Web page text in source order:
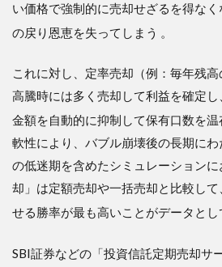
い価格で強制的に売却せざるを得な
の戻り恩恵を失ってしまう 。
これに対し、定率売却（例：毎年残
高騰時には多く売却して利益を確定
金額を自動的に抑制して保有口数を温
軟性により、バブル崩壊後の長期にわ
の低迷期を含めたシミュレーション
却」は定額売却や一括売却と比較し
せる勝率が最も高いことがデータと
SBI証券などの「投資信託定期売却サ